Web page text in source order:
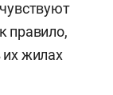
правило,
их жилах